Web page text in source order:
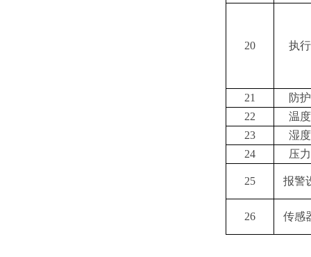
20 执
21
防
22
温
23
湿
24
压
25 报警
26 传感